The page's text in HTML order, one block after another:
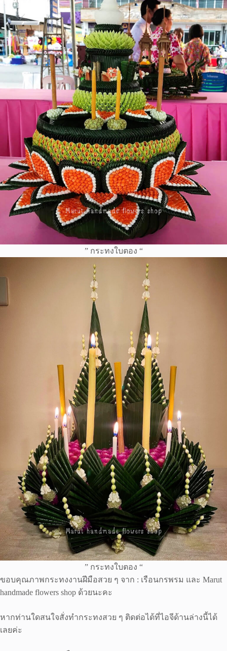
” กระทงใบตอง “
” กระทงใบตอง “
ขอบคุณภาพกระทงงานฝีมือสวย ๆ จาก : เรือนกรพรม และ Marut
handmade flowers shop ด้วยนะคะ
หากท่านใดสนใจสั่งทำกระทงสวย ๆ ติดต่อได้ที่ไอจีด้านล่างนี้ได้
เลยค่ะ